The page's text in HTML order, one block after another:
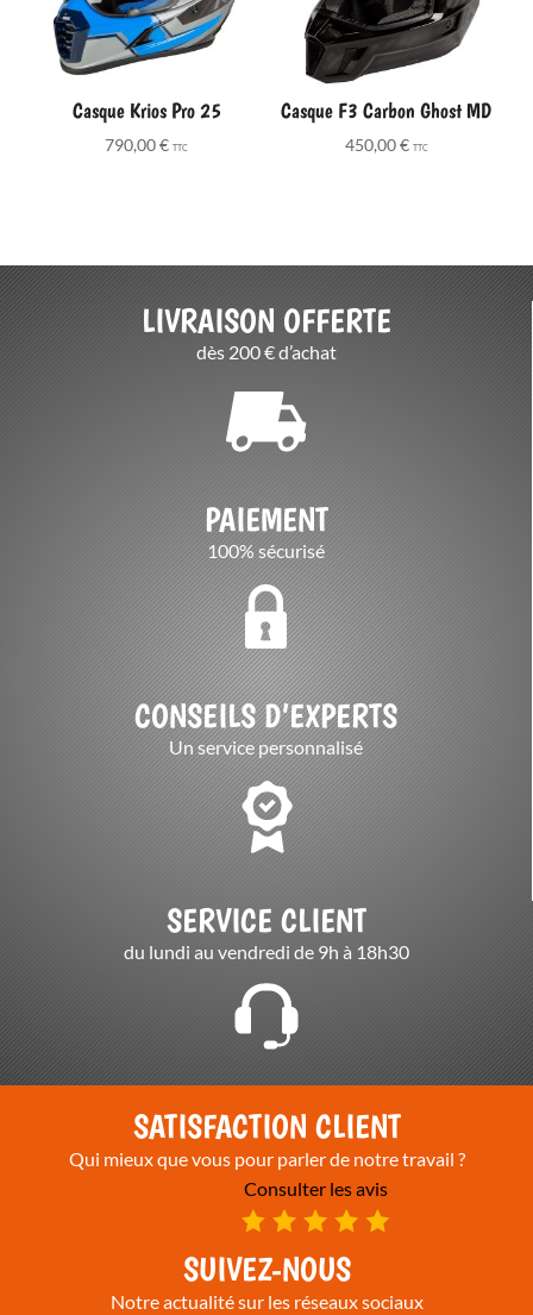
Casque Krios Pro 25
790,00€ TTC
Casque F3 Carbon Ghost MD
450,00€ TTC
LIVRAISON OFFERTE
dès 200 € d’achat
PAIEMENT
100% sécurisé
CONSEILS D’EXPERTS
Un service personnalisé
SERVICE CLIENT
du lundi au vendredi de 9h à 18h30
SATISFACTION CLIENT
Qui mieux que vous pour parler de notre travail ?
Consulter les avis
SUIVEZ-NOUS
Notre actualité sur les réseaux sociaux